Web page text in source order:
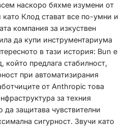
наскоро бяхме изумени от
Клод стават все по-умни и
компания за изкуствен
да купи инструментариума
в тази история: Bun е
предлага стабилност,
при автоматизирания
от Anthropic това
за техния
да защитава чувствителни
сигурност. Звучи като